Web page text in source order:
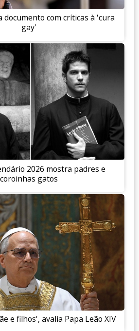
documento com críticas à 'cura
gay'
2026 mostra padres e
coroinhas gatos
e filhos', avalia Papa Leão XIV